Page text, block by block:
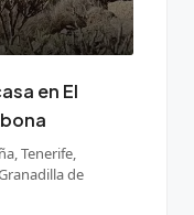
en El
Tenerife,
de